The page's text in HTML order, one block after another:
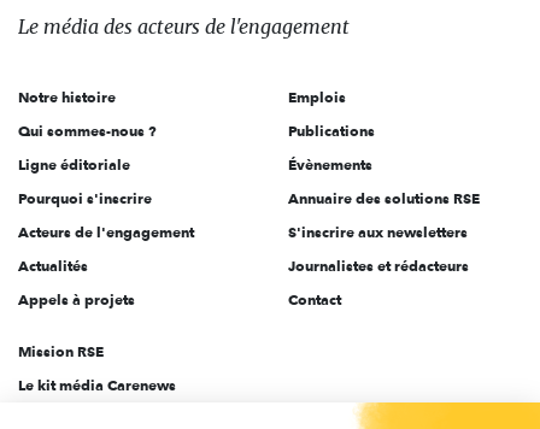
des
l'engagement
Le média des acteurs de l'engagement
Notre histoire
Qui sommes-nous ?
Ligne éditoriale
Pourquoi s'inscrire
Acteurs de l'engagement
Actualités
Appels à projets
Emplois
Publications
Évènements
Annuaire des solutions RSE
S'inscrire aux newsletters
Journalistes et rédacteurs
Contact
Mission RSE
Le kit média Carenews